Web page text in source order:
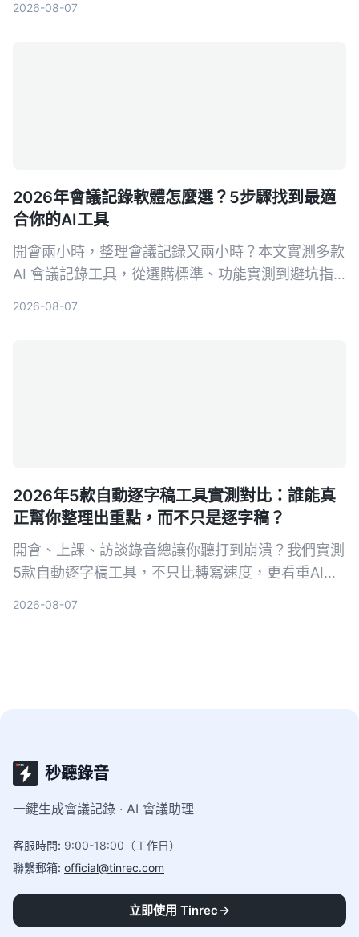
2026-08-07
2026年會議記錄軟體怎麼選？5步驟找到最適
合你的AI工具
開會兩小時，整理會議記錄又兩小時？本文實測多款
AI 會議記錄工具，從選購標準、功能實測到避坑指
2026-08-07
2026年5款自動逐字稿工具實測對比：誰能真
正幫你整理出重點，而不只是逐字稿？
開會、上課、訪談錄音總讓你聽打到崩潰？我們實測
5款自動逐字稿工具，不只比轉寫速度，更看重AI整
2026-08-07
秒聽錄音
一鍵生成會議記錄 · AI 會議助理
客服時間: 9:00-18:00（工作日）
聯繫郵箱: official@tinrec.com
立即使用 Tinrec